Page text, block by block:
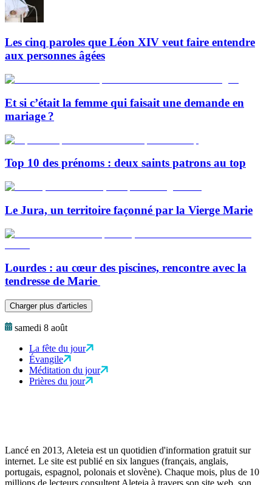
Les cinq paroles que Léon XIV veut faire entendre
aux personnes âgées
Et si c’était la femme qui faisait une demande en
mariage ?
Top 10 des prénoms : deux saints patrons au top
Le Jura, un territoire façonné par la Vierge Marie
Lourdes : au cœur des piscines, rencontre avec la
tendresse de Marie
Charger plus d'articles
samedi 8 août
La fête du jour
Évangile
Méditation du jour
Prières du jour
Lancé en 2013, Aleteia est un quotidien d'information gratuit sur
internet. Le site est publié en six langues (français, anglais,
portugais, espagnol, polonais et slovène). Chaque mois, plus de 10
millions de lecteurs consultent Aleteia à travers son site web, son